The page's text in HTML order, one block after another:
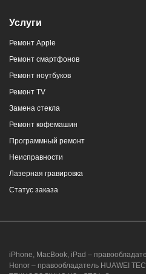
г. Новороссийск, ул.
2/4
8 (964) 914-44-74
г. Новороссийск, ул.
Услуги
Ремонт Apple
Ремонт смартфонов
Ремонт ноутбуков
Ремонт TV
Замена стекла
Ремонт кофемашин
Программный ремонт
Неисправности
Лазерная гравировка
Статус заказа
iPhone, MacBook, iPad –
Honor – правообладатель HUAWEI